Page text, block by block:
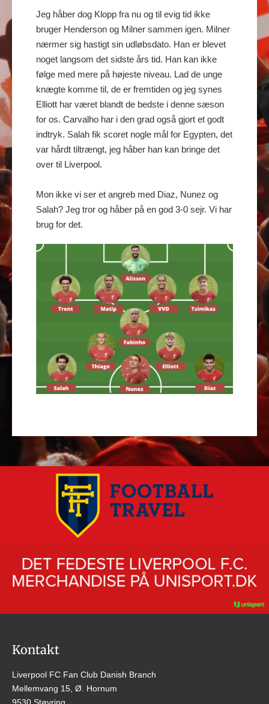
Jeg håber dog Klopp fra nu og til evig tid ikke
bruger Henderson og Milner sammen igen. Milner
nærmer sig hastigt sin udløbsdato. Han er blevet
noget langsom det sidste års tid. Han kan ikke
følge med mere på højeste niveau. Lad de unge
knægte komme til, de er fremtiden og jeg synes
Elliott har været blandt de bedste i denne sæson
for os. Carvalho har i den grad også gjort et godt
indtryk. Salah fik scoret nogle mål for Egypten, det
var hårdt tiltrængt, jeg håber han kan bringe det
over til Liverpool.
Mon ikke vi ser et angreb med Diaz, Nunez og
Salah? Jeg tror og håber på en god 3-0 sejr. Vi har
brug for det.
Kontakt
Liverpool FC Fan Club Danish Branch
Mellemvang 15, Ø. Hornum